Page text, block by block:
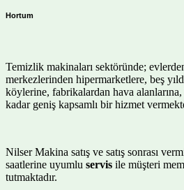
Hortum
Temizlik makinaları sektöründe;
merkezlerinden hipermarketlere, beş
köylerine, fabrikalardan hava
kadar geniş kapsamlı bir hizmet
Nilser Makina satış ve satış sonrası
saatlerine uyumlu servis ile müşteri
tutmaktadır.